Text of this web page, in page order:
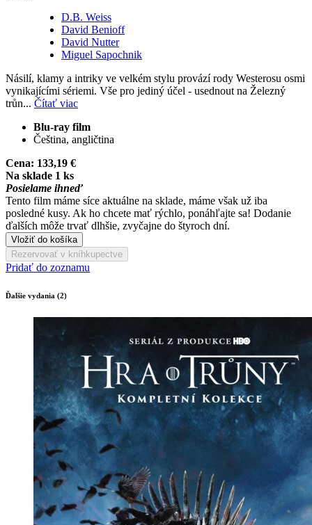
D.B. Weiss
David Benioff
David Nutter
Miguel Sapochnik
Násilí, klamy a intriky ve velkém stylu provází rody Westerosu osmi
vynikajícími sériemi. Vše pro jediný účel - usednout na Železný
trůn... Čítať viac
Blu-ray film
Čeština, angličtina
Cena: 133,19 €
Na sklade 1 ks
Posielame ihneď
Tento film máme síce aktuálne na sklade, máme však už iba
posledné kusy. Ak ho chcete mať rýchlo, ponáhľajte sa! Dodanie
ďalších môže trvať dlhšie, zvyčajne do štyroch dní.
Vložiť do košíka
Rezervovať v kníhkupectve
Pridať do zoznamu
Ďalšie vydania (2)